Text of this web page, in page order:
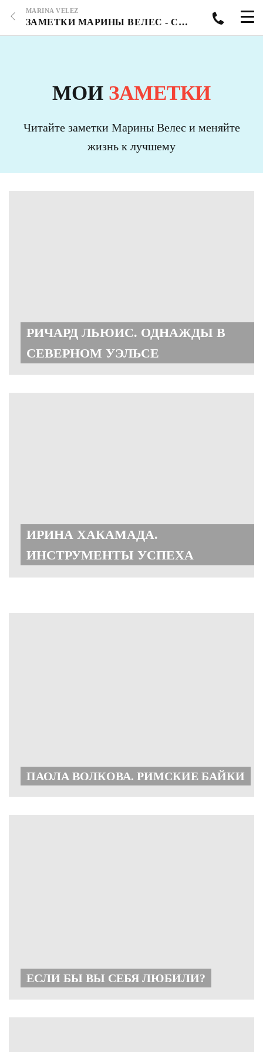
MARINA VELEZ
ЗАМЕТКИ МАРИНЫ ВЕЛЕС - СТРАНИЦА 2
МОИ ЗАМЕТКИ
Читайте заметки Марины Велес и меняйте
жизнь к лучшему
РИЧАРД ЛЬЮИС. ОДНАЖДЫ В
СЕВЕРНОМ УЭЛЬСЕ
ИРИНА ХАКАМАДА.
ИНСТРУМЕНТЫ УСПЕХА
ПАОЛА ВОЛКОВА. РИМСКИЕ БАЙКИ
ЕСЛИ БЫ ВЫ СЕБЯ ЛЮБИЛИ?